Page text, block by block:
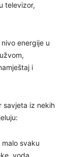
televizor,
energije u
i
savjeta iz nekih
svaku